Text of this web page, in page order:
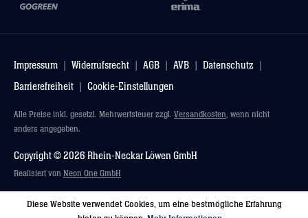
Copyright © 2026 Rhein-Neckar Löwen GmbH
Realisiert von Neon One GmbH
Impressum Widerrufsrecht AGB AVB Datenschutz
Barrierefreiheit Cookie-Einstellungen
Alle Preise inkl. gesetzl. Mehrwertsteuer zzgl. Versandkosten, wenn nicht
anders angegeben.
Diese Website verwendet Cookies, um eine bestmögliche Erfahrung